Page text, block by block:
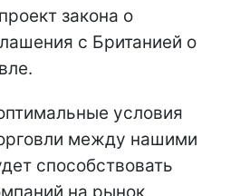
закона о
с Британией о
условия
между нашими
способствовать
на рынок